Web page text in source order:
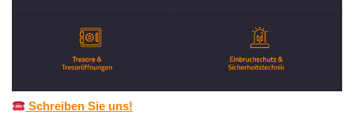
Schreiben Sie uns!